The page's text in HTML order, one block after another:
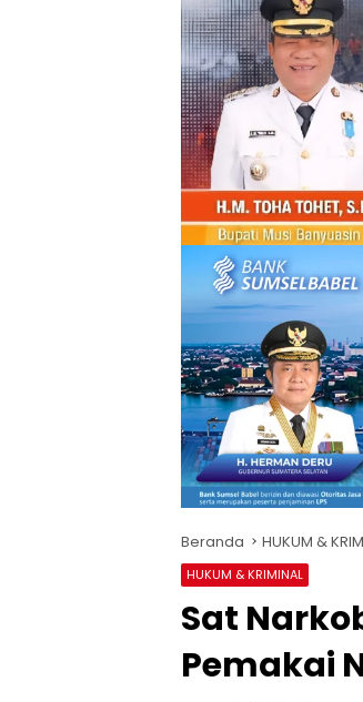
Beranda HUKUM &
HUKUM & KRIMINAL
Sat
Pemakai